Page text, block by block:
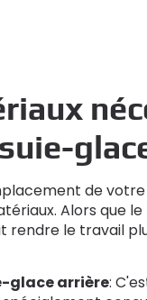
de
Alors que
le travail
glace arrière: